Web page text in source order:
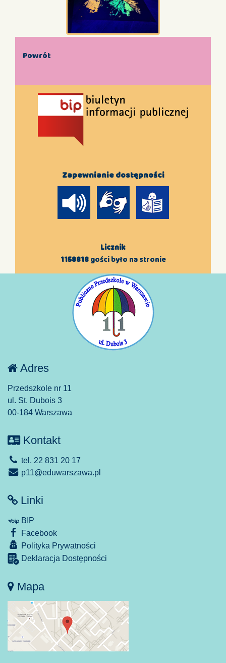
Powrót
Zapewnianie dostępności
Licznik
1158818gości było na stronie
Adres
Przedszkole nr 11
ul. St. Dubois 3
00-184 Warszawa
Kontakt
tel. 22 831 20 17
p11@eduwarszawa.pl
Linki
BIP
Facebook
Polityka Prywatności
Deklaracja Dostępności
Mapa